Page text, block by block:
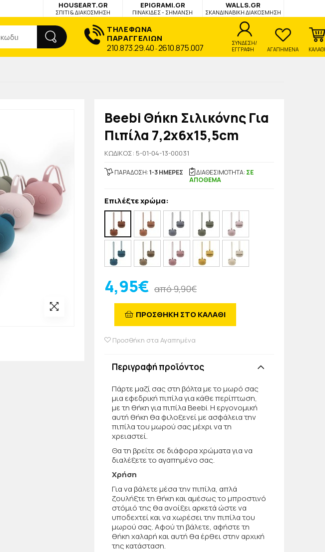
HOUSEART.GR
ΣΠΙΤΙ & ΔΙΑΚΟΣΜΗΣΗ
EPIGRAMI.GR
ΠΙΝΑΚΙΔΕΣ - ΣΗΜΑΝΣΗ
WALLS.GR
ΣΚΑΝΔΙΝΑΒΙΚΗ ΔΙΑΚΟΣΜΗΣΗ
ΤΗΛΕΦΩΝΑ
ΠΑΡΑΓΓΕΛΙΩΝ
210.873.29.40 -2610.875.007
ΣΥΝΔΕΣΗ/
ΕΓΓΡΑΦΗ
ΑΓΑΠΗΜΕΝΑ
Beebi Θήκη Σιλικόνης Για
Πιπίλα 7,2x6x15,5cm
KΩΔΙΚΟΣ: 5-01-04-13-00031
ΠΑΡΑΔΟΣΗ:1-3 ΗΜΕΡΕΣ ΔΙΑΘΕΣΙΜΟΤΗΤΑ: ΣΕ
ΑΠΟΘΕΜΑ
Επιλέξτε χρώμα:
4,95€ από 9,90€
ΠΡΟΣΘΗΚΗ ΣΤΟ ΚΑΛΑΘΙ
Προσθήκη στα Αγαπημένα
Περιγραφή προϊόντος
Πάρτε μαζί σας στη βόλτα με το μωρό σας
μια εφεδρική πιπίλα για κάθε περίπτωση,
με τη θήκη για πιπίλα Beebi. Η εργονομική
αυτή θήκη θα φιλοξενεί με ασφάλεια την
πιπίλα του μωρού σας μέχρι να τη
χρειαστεί.
Θα τη βρείτε σε διάφορα χρώματα για να
διαλέξετε το αγαπημένο σας.
Χρήση
Για να βάλετε μέσα την πιπίλα, απλά
ζουλήξτε τη θήκη και αμέσως το μπροστινό
στόμιό της θα ανοίξει αρκετά ώστε να
υποδεχτεί και να χωρέσει την πιπίλα του
μωρού σας. Αφού τη βάλετε, αφήστε τη
θήκη χαλαρή και αυτή θα έρθει στην αρχική
της κατάσταση.